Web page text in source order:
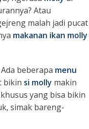
Atau
malah jadi pucat
makanan ikan molly
beberapa menu
bikin si molly makin
khusus yang bisa bikin
simak bareng-